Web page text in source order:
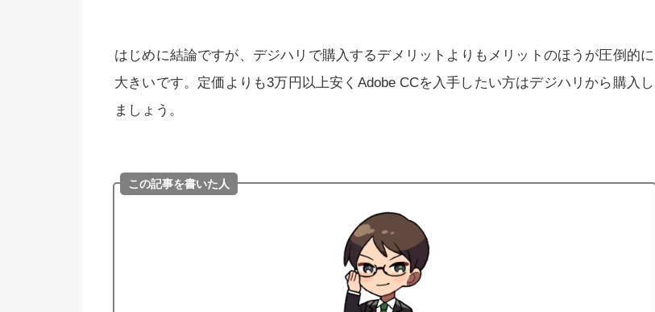
はじめに結論ですが、デジハリで購入するデメリットよりもメリットのほうが圧倒的に
大きいです。定価よりも3万円以上安くAdobe CCを入手したい方はデジハリから購入し
ましょう。
この記事を書いた人